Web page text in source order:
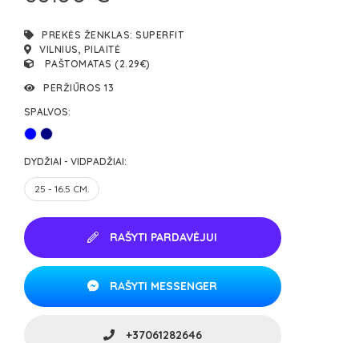
PREKĖS ŽENKLAS:SUPERFIT
VILNIUS, PILAITĖ
PAŠTOMATAS (2.29€)
PERŽIŪROS 13
SPALVOS:
DYDŽIAI - VIDPADŽIAI:
25 - 16.5 CM.
RAŠYTI PARDAVĖJUI
RAŠYTI MESSENGER
+37061282646